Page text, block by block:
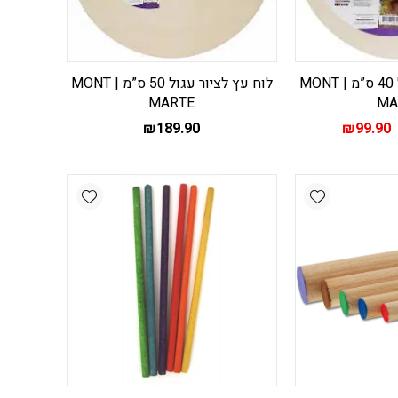
לוח עץ לציור עגול 40 ס”מ | MONT
המחיר ₪99.90
לוח עץ לציור עגול 50 ס”מ | MONT
MARTE‏
₪189.90
Add wishlist
Add wishlist